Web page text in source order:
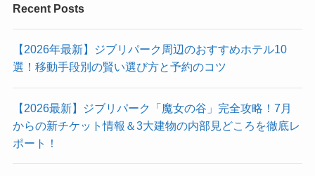
Recent Posts
【2026年最新】ジブリパーク周辺のおすすめホテル10
選！移動手段別の賢い選び方と予約のコツ
【2026最新】ジブリパーク「魔女の谷」完全攻略！7月
からの新チケット情報＆3大建物の内部見どころを徹底レ
ポート！